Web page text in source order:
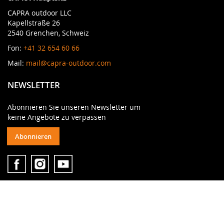
CAPRA outdoor LLC
Kapellstraße 26
2540 Grenchen, Schweiz
Fon: +41 32 654 60 66
Mail: mail@capra-outdoor.com
NEWSLETTER
Abonnieren Sie unseren Newsletter um
keine Angebote zu verpassen
Abonnieren